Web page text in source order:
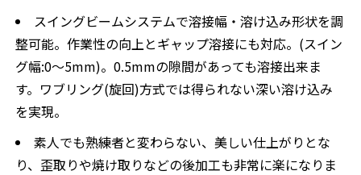
スイングビームシステムで溶接幅・溶け込み形状を調
整可能。作業性の向上とギャップ溶接にも対応。(スイン
グ幅:0〜5mm)。0.5mmの隙間があっても溶接出来ま
す。ワブリング(旋回)方式では得られない深い溶け込み
を実現。
素人でも熟練者と変わらない、美しい仕上がりとな
り、歪取りや焼け取りなどの後加工も非常に楽になりま